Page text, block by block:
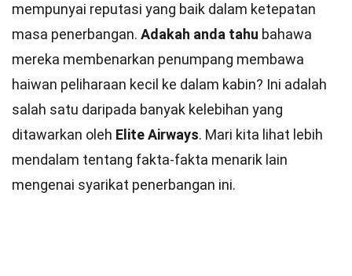
mempunyai reputasi yang baik dalam ketepatan
masa penerbangan. Adakah anda tahu bahawa
mereka membenarkan penumpang membawa
haiwan peliharaan kecil ke dalam kabin? Ini adalah
salah satu daripada banyak kelebihan yang
ditawarkan oleh Elite Airways. Mari kita lihat lebih
mendalam tentang fakta-fakta menarik lain
mengenai syarikat penerbangan ini.